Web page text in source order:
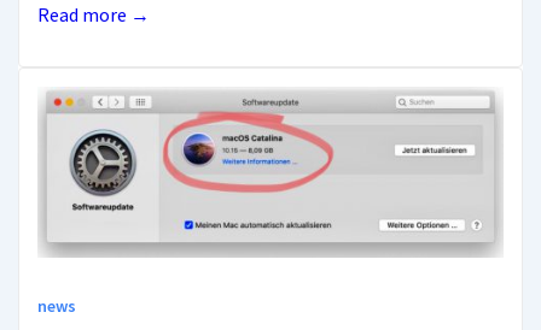
Billiger
Controller
für
Apple-
iPad,
iPhone
Mac
Read more →
news